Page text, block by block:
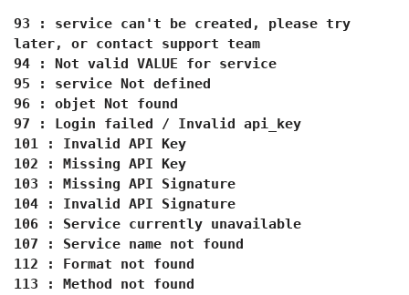
93 : service can't be created, please try
later, or contact support team
94 : Not valid VALUE for service
95 : service Not defined
96 : objet Not found
97 : Login failed / Invalid api_key
101 : Invalid API Key
102 : Missing API Key
103 : Missing API Signature
104 : Invalid API Signature
106 : Service currently unavailable
107 : Service name not found
112 : Format not found
113 : Method not found